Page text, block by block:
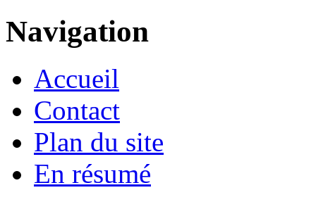
Navigation
Accueil
Contact
Plan du site
En résumé